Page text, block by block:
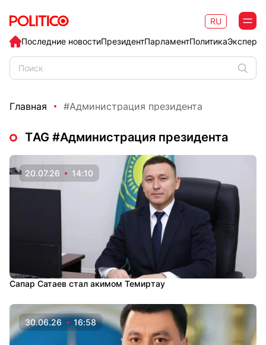
Последние новостиПрезидентПарламентПолитика
RU
Главная #Администрация президента
ТAG #Администрация президента
20.07.26 14:10
Сапар Сатаев стал акимом Темиртау
30.06.26 16:58